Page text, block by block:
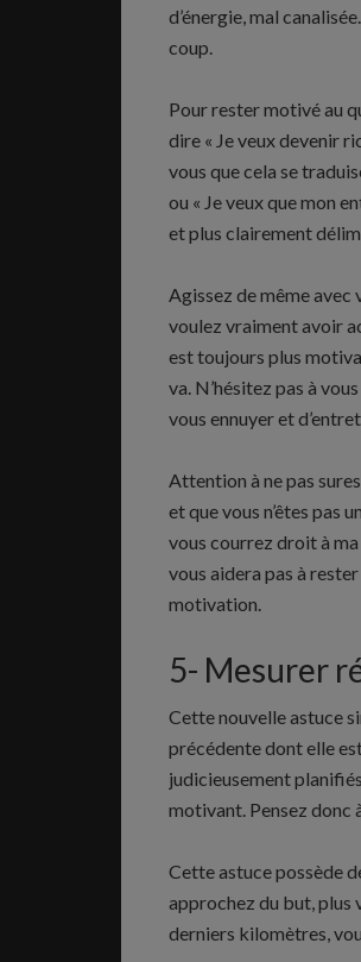
d’énergie, mal
coup.
Pour rester motivé au
dire « Je veux devenir
vous que cela se
ou « Je veux que mon
et plus clairement
Agissez de même avec
voulez vraiment avoir
est toujours plus
va. N’hésitez pas à
vous ennuyer et
Attention à ne pas
et que vous n’êtes pas
vous courrez droit à
vous aidera pas à
motivation.
5- Mesurer
Cette nouvelle astuce
précédente dont elle
judicieusement
motivant. Pensez donc
Cette astuce possède
approchez du but, plus
derniers kilomètres,